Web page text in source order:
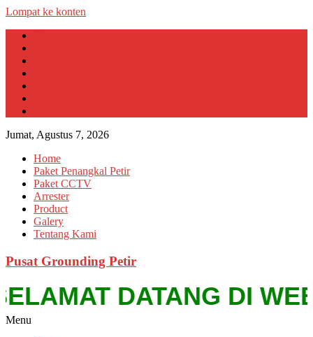
Lompat ke konten
Jumat, Agustus 7, 2026
Home
Paket Penangkal Petir
Paket CCTV
Arrester
Product
Galery
Tentang Kami
Pusat Grounding Petir
DATANG DI
Menu